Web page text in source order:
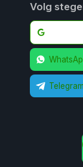
Volg
Telegram